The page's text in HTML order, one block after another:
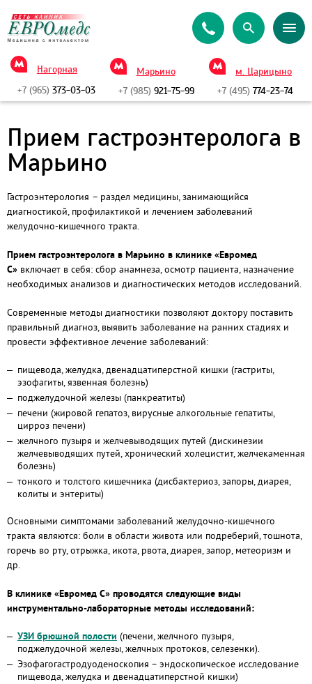
Нагорная
+7 (965) 373-03-03
Марьино
+7 (985)921-75-99
м. Царицыно
+7 (495) 774-23-74
Прием гастроэнтеролога в
Марьино
Гастроэнтерология – раздел медицины, занимающийся
диагностикой, профилактикой и лечением заболеваний
желудочно-кишечного тракта.
Прием гастроэнтеролога в Марьино в клинике «Евромед
С» включает в себя: сбор анамнеза, осмотр пациента, назначение
необходимых анализов и диагностических методов исследований.
Современные методы диагностики позволяют доктору поставить
правильный диагноз, выявить заболевание на ранних стадиях и
провести эффективное лечение заболеваний:
пищевода, желудка, двенадцатиперстной кишки (гастриты,
эзофагиты, язвенная болезнь)
поджелудочной железы (панкреатиты)
печени (жировой гепатоз, вирусные алкогольные гепатиты,
цирроз печени)
желчного пузыря и желчевыводящих путей (дискинезии
желчевыводящих путей, хронический холецистит, желчекаменная
болезнь)
тонкого и толстого кишечника (дисбактериоз, запоры, диарея,
колиты и энтериты)
Основными симптомами заболеваний желудочно-кишечного
тракта являются: боли в области живота или подреберий, тошнота,
горечь во рту, отрыжка, икота, рвота, диарея, запор, метеоризм и
др.
В клинике «Евромед С» проводятся следующие виды
инструментально-лабораторные методы исследований:
УЗИ брюшной полости (печени, желчного пузыря,
поджелудочной железы, желчных протоков, селезенки).
Эзофагогастродуоденоскопия – эндоскопическое исследование
пищевода, желудка и двенадцатиперстной кишки)